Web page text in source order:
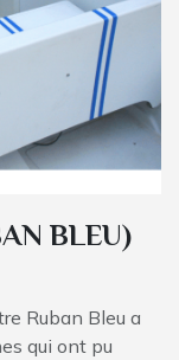
BLEU)
Ruban Bleu a
qui ont pu